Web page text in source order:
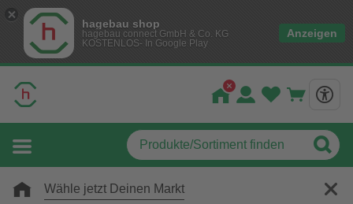
hagebau shop
hagebau connect GmbH & Co. KG
KOSTENLOS- In Google Play
Anzeigen
Wähle jetzt Deinen Markt